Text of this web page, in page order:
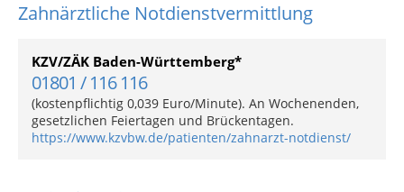
Zahnärztliche Notdienstvermittlung
KZV/ZÄK Baden-Württemberg*
01801 / 116 116
(kostenpflichtig 0,039 Euro/Minute). An Wochenenden,
gesetzlichen Feiertagen und Brückentagen.
https://www.kzvbw.de/patienten/zahnarzt-notdienst/